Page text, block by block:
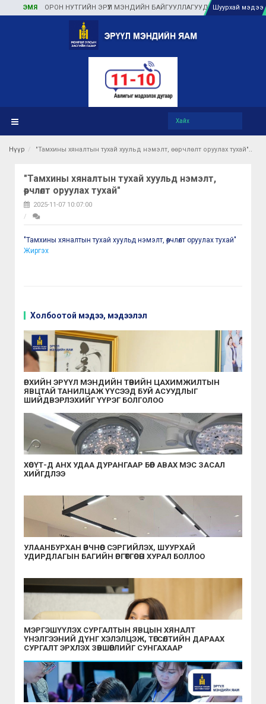
ЭМЯОРОН НУТГИЙН ЭРҮҮЛ МЭНДИЙН БАЙГУУЛЛАГУУДАД ТУЛГАМДАЖ
Шуурхай мэдээ
Нүүр "Тамхины хяналтын тухай хуульд нэмэлт, өөрчлөлт оруулах тухай"
"Тамхины хяналтын тухай хуульд нэмэлт,
өөрчлөлт оруулах тухай"
2025-11-07 10:07:00
"Тамхины хяналтын тухай хуульд нэмэлт, өөрчлөлт оруулах тухай"
Жиргэх
Холбоотой мэдээ, мэдээлэл
ӨРХИЙН ЭРҮҮЛ МЭНДИЙН ТӨВИЙН ЦАХИМЖИЛТЫН
ЯВЦТАЙ ТАНИЛЦАЖ ҮҮСЭЭД БУЙ АСУУДЛЫГ
ШИЙДВЭРЛЭХИЙГ ҮҮРЭГ БОЛГОЛОО
ХӨСҮТ-Д АНХ УДАА ДУРАНГААР БӨӨР АВАХ МЭС ЗАСАЛ
ХИЙГДЛЭЭ
УЛААНБУРХАН ӨВЧНӨӨС СЭРГИЙЛЭХ, ШУУРХАЙ
УДИРДЛАГЫН БАГИЙН ӨРГӨТГӨСӨН ХУРАЛ БОЛЛОО
МЭРГЭШҮҮЛЭХ СУРГАЛТЫН ЯВЦЫН ХЯНАЛТ
ҮНЭЛГЭЭНИЙ ДҮНГ ХЭЛЭЛЦЭЖ, ТӨГСӨЛТИЙН ДАРААХ
СУРГАЛТ ЭРХЛЭХ ЗӨВШӨӨРЛИЙГ СУНГАХААР